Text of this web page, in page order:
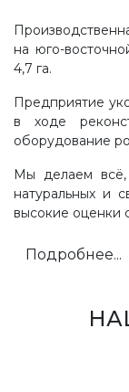
на юго-
4,7 га.
Предприятие
в ходе
оборудование
Мы делаем всё,
натуральных и
высокие оценки
Подробнее...